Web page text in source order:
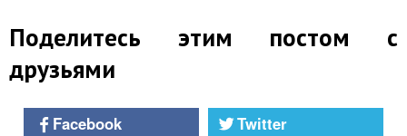
Поделитесь этим постом с
друзьями
Facebook
Twitter